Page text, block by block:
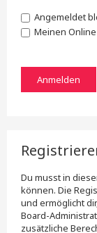
Angemeldet
Meinen
Du musst in
können. Die
und ermöglicht
Board-
zusätzliche